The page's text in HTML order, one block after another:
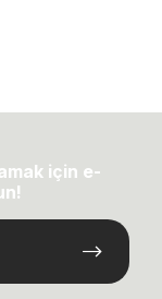
için e-